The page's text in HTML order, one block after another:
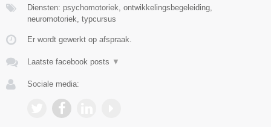
Diensten: psychomotoriek, ontwikkelingsbegeleiding,
neuromotoriek, typcursus
Er wordt gewerkt op afspraak.
Laatste facebook posts ▼
Sociale media: